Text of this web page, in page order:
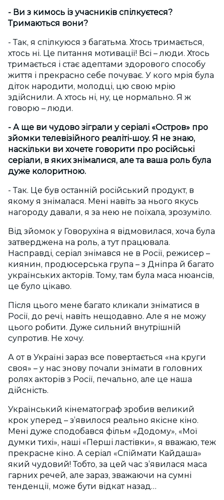
- Ви з кимось із учасників спілкуєтеся?
Тримаються вони?
- Так, я спілкуюся з багатьма. Хтось тримається,
хтось ні. Це питання мотивації! Всі – люди. Хтось
тримається і стає адептами здорового способу
життя і прекрасно себе почуває. У кого мрія була
діток народити, молодці, цю свою мрію
здійснили. А хтось ні, ну, це нормально. Я ж
говорю – люди.
- А ще ви чудово зіграли у серіалі «Остров» про
зйомки телевізійного реаліті-шоу. Я не знаю,
наскільки ви хочете говорити про російські
серіали, в яких знімалися, але та ваша роль була
дуже колоритною.
- Так. Це був останній російський продукт, в
якому я знімалася. Мені навіть за нього якусь
нагороду давали, я за нею не поїхала, зрозуміло.
Від зйомок у Говорухіна я відмовилася, хоча була
затверджена на роль, а тут працювала.
Насправді, серіал знімався не в Росії, режисер –
киянин, продюсерська група – з Дніпра й багато
українських акторів. Тому, там була маса нюансів,
це було цікаво.
Після цього мене багато кликали зніматися в
Росії, до речі, навіть нещодавно. Але я не можу
цього робити. Дуже сильний внутрішній
супротив. Не хочу.
А от в Україні зараз все повертається «на круги
своя» – у нас знову почали знімати в головних
ролях акторів з Росії, печально, але це наша
дійсність.
Український кінематограф зробив великий
крок уперед – з’явилося реально якісне кіно.
Мені дуже сподобався фільм «Додому», «Мої
думки тихі», наші «Перші ластівки», я вважаю, теж
прекрасне кіно. А серіал «Спіймати Кайдаша»
який чудовий! Тобто, за цей час з’явилася маса
гарних речей, але зараз, зважаючи на сумні
тенденції, може бути відкат назад…